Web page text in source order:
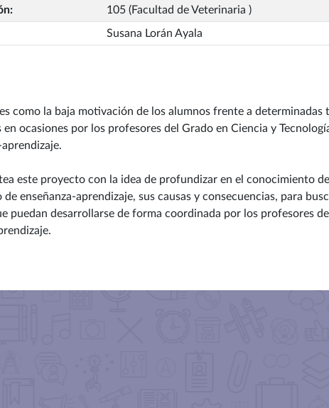
: 105 (Facultad de Veterinaria )
Susana Lorán Ayala
como la baja motivación de los alumnos frente a
ocasiones por los profesores del Grado en Ciencia y
este proyecto con la idea de profundizar en el conocimiento
enseñanza-aprendizaje, sus causas y consecuencias, para
puedan desarrollarse de forma coordinada por los profesores